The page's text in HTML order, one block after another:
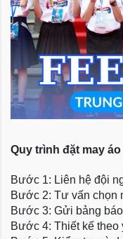
Quy trình đặt may
Bước 1: Liên hệ đội
Bước 2: Tư vấn chọn
Bước 3: Gửi bảng
Bước 4: Thiết kế theo